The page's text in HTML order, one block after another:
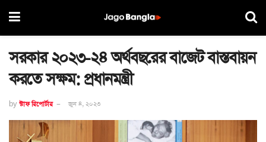
সরকার ২০২৩-২৪ অর্থবছরের বাজেট বাস্তবায়ন
করতে সক্ষম: প্রধানমন্ত্রী
by স্টাফ রিপোর্টার জুন ৪, ২০২৩